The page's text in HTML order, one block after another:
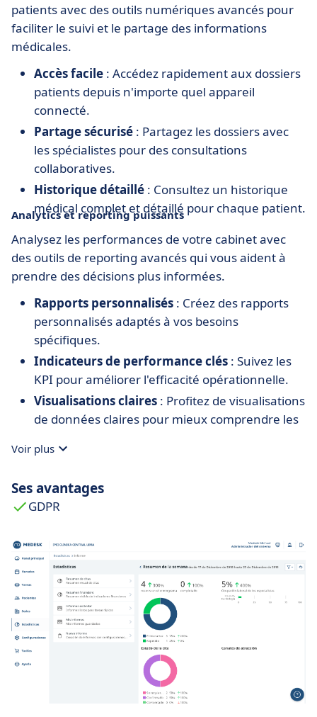
patients avec des outils numériques avancés pour
faciliter le suivi et le partage des informations
médicales.
Accès facile : Accédez rapidement aux dossiers
patients depuis n'importe quel appareil
connecté.
Partage sécurisé : Partagez les dossiers avec
les spécialistes pour des consultations
collaboratives.
Historique détaillé : Consultez un historique
médical complet et détaillé pour chaque patient.
Analytics et reporting puissants
Analysez les performances de votre cabinet avec
des outils de reporting avancés qui vous aident à
prendre des décisions plus informées.
Rapports personnalisés : Créez des rapports
personnalisés adaptés à vos besoins
spécifiques.
Indicateurs de performance clés : Suivez les
KPI pour améliorer l'efficacité opérationnelle.
Visualisations claires : Profitez de visualisations
de données claires pour mieux comprendre les
Voir plus
Ses avantages
GDPR